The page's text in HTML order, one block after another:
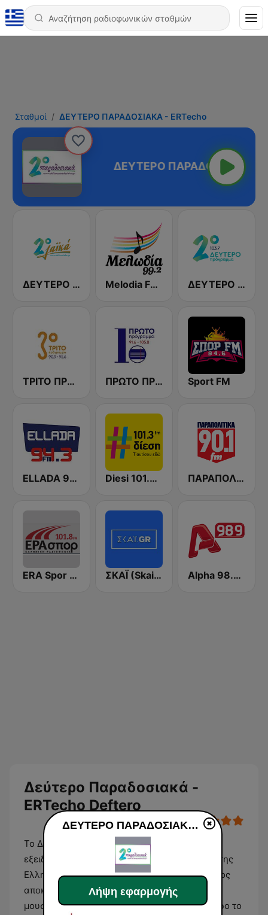
Σταθμοί ΔΕΥΤΕΡΟ ΠΑΡΑΔΟΣΙΑΚΑ - ΕRΤecho
- ΕRΤecho
ΔΕΥΤΕΡΟ ΛΑΪΚΑ ERTecho Melodia FM (Μελωδία 99.2) ΔΕΥΤΕΡΟ ΠΡΟΓΡΑΜΜΑ (Deftero FM 103.7)
ΤΡΙΤΟ ΠΡΟΓΡΑΜΜΑ (Trito FM) ΠΡΩΤΟ ΠΡΟΓΡΑΜΜΑ (ERT Proto) Sport FM
ELLADA 94.3 FM Diesi 101.3 FM ΠΑΡΑΠΟΛΙΤΙΚΑ 90.1 FM
ERA Spor - ΕΡΑΣΠΟΡ ΣΚΑΪ (Skai Radio 100.3) Alpha 98.9 FM
Δεύτερο Παραδοσιακά -
ERTecho Deftero
Το ΔΕΥΤΕΡΟ ΠΑΡΑΔΟΣΙΑΚΑ αποτελεί έναν
εξειδικευμένο ψηφιακό ραδιοφωνικό σταθμό της
Ελληνικής Ραδιοφωνίας που είναι αφιερωμένος
αποκλειστικά στην παραδοσιακή ελληνική
μουσική. Το πρόγραμμά του καλύπτει ολόκληρο το
ΔΕΥΤΕΡΟ ΠΑΡΑΔΟΣΙΑΚΑ - ΕRΤecho
Λήψη εφαρμογής